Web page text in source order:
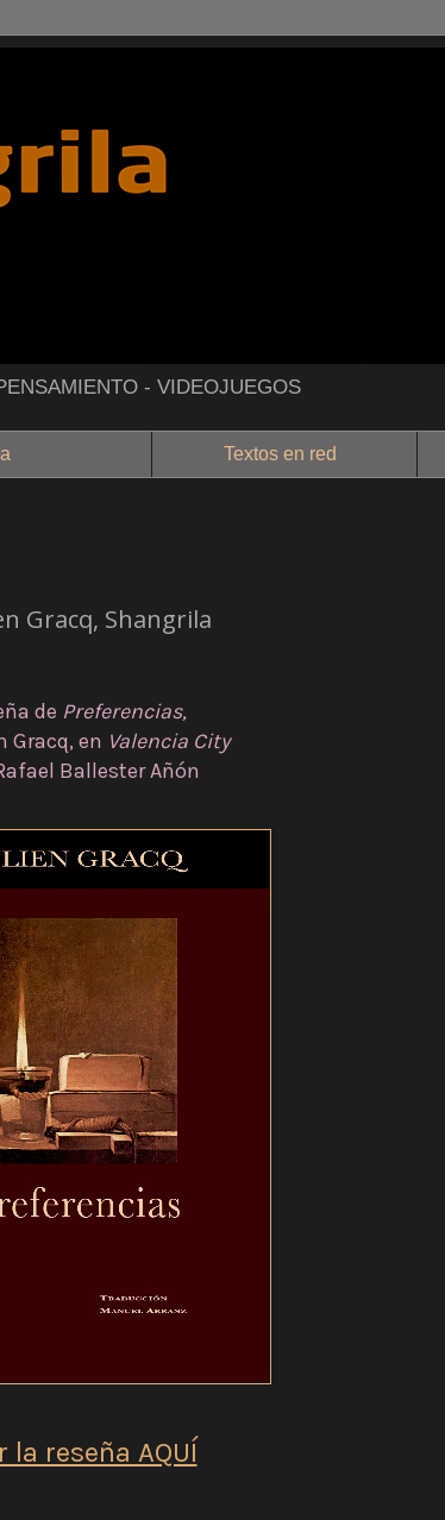
- VIDEOJUEGOS
Textos en red
Gracq, Shangrila
de Preferencias,
Gracq, en Valencia City
Ballester Añón
la reseña AQUÍ